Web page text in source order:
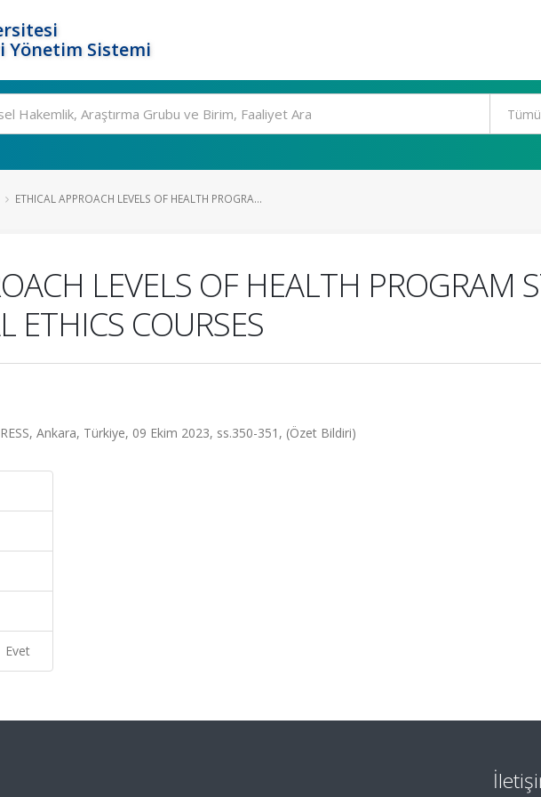
Yönetim Sistemi
ETHICAL APPROACH LEVELS OF HEALTH PROGRA...
LEVELS OF HEALTH PROGRAM
ETHICS COURSES
Ankara, Türkiye, 09 Ekim 2023, ss.350-351, (Özet Bildiri)
Evet